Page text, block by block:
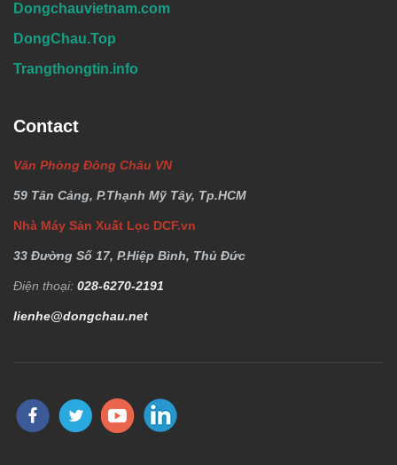
Dongchauvietnam.com
DongChau.Top
Trangthongtin.info
Contact
Văn Phòng Đông Châu VN
59 Tân Cảng, P.Thạnh Mỹ Tây, Tp.HCM
Nhà Máy Sản Xuất Lọc DCF.vn
33 Đường Số 17, P.Hiệp Bình, Thủ Đức
Điện thoại: 028-6270-2191
lienhe@dongchau.net